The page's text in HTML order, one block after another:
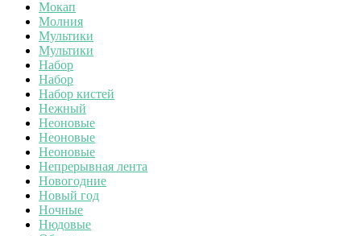
Мокап
Молния
Мультики
Мультики
Набор
Набор
Набор кистей
Нежный
Неоновые
Неоновые
Неоновые
Непрерывная лента
Новогодние
Новый год
Ночные
Нюдовые